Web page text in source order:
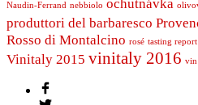
Naudin-Ferrand nebbiolo ochutnávka
produttori del barbaresco
Rosso di Montalcino rosé tasting report
Vinitaly 2015 vinitaly 2016 vin